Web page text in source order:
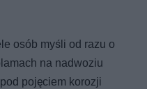
osób myśli od razu o
na nadwoziu
pojęciem korozji